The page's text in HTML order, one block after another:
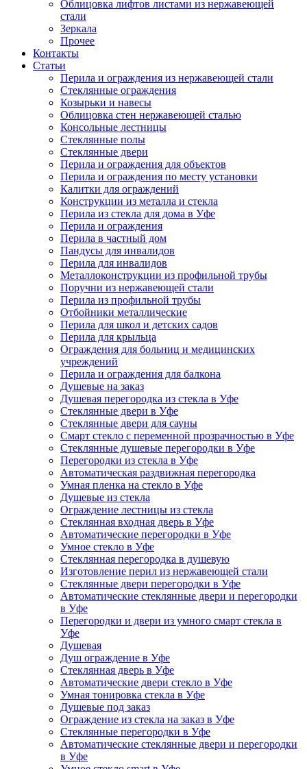
Облицовка лифтов листами из нержавеющей
стали
Зеркала
Прочее
Контакты
Статьи
Перила и ограждения из нержавеющей стали
Стеклянные ограждения
Козырьки и навесы
Облицовка стен нержавеющей сталью
Консольные лестницы
Стеклянные полы
Стеклянные двери
Перила и ограждения для объектов
Перила и ограждения по месту установки
Калитки для ограждений
Конструкции из металла и стекла
Перила из стекла для дома в Уфе
Перила и ограждения
Перила в частный дом
Пандусы для инвалидов
Перила для инвалидов
Металлоконструкции из профильной трубы
Поручни из нержавеющей стали
Перила из профильной трубы
Отбойники металлические
Перила для школ и детских садов
Перила для крыльца
Ограждения для больниц и медицинских
учреждений
Перила и ограждения для балкона
Душевые на заказ
Душевая перегородка из стекла в Уфе
Стеклянные двери в Уфе
Стеклянные двери для сауны
Смарт стекло с переменной прозрачностью в Уфе
Стеклянные душевые перегородки в Уфе
Перегородки из стекла в Уфе
Автоматическая раздвижная перегородка
Умная пленка на стекло в Уфе
Душевые из стекла
Ограждение лестницы из стекла
Стеклянная входная дверь в Уфе
Автоматические перегородки в Уфе
Умное стекло в Уфе
Стеклянная перегородка в душевую
Изготовление перил из нержавеющей стали
Стеклянные двери перегородки в Уфе
Автоматические стеклянные двери и перегородки
в Уфе
Перегородки и двери из умного смарт стекла в
Уфе
Душевая
Душ ограждение в Уфе
Стеклянная дверь в Уфе
Автоматические двери стекло в Уфе
Умная тонировка стекла в Уфе
Душевые под заказ
Ограждение из стекла на заказ в Уфе
Стеклянные перегородки в Уфе
Автоматические стеклянные двери и перегородки
в Уфе